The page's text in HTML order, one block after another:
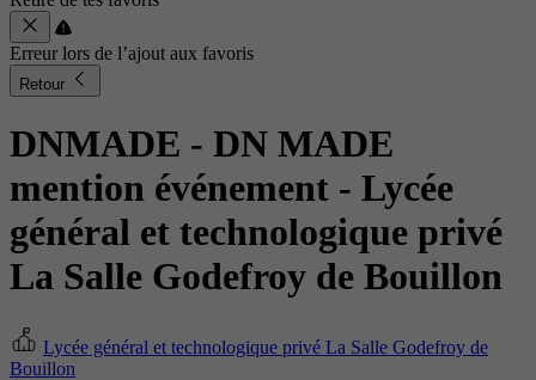
Erreur lors de l’ajout aux favoris
Retour
DNMADE - DN MADE
mention événement - Lycée
général et technologique privé
La Salle Godefroy de Bouillon
Lycée général et technologique privé La Salle Godefroy de
Bouillon